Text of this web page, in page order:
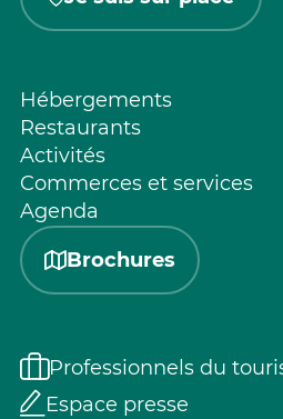
Hébergements
Restaurants
Activités
Commerces et services
Agenda
Brochures
Professionnels du
Espace presse